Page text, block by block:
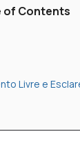
of Contents
Livre e